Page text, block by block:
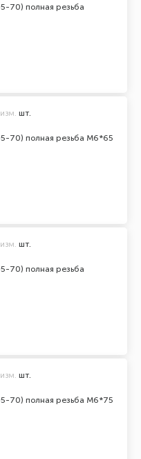
70) полная резьба
70) полная резьба М6*65
шт.
70) полная резьба
шт.
70) полная резьба М6*75
шт.